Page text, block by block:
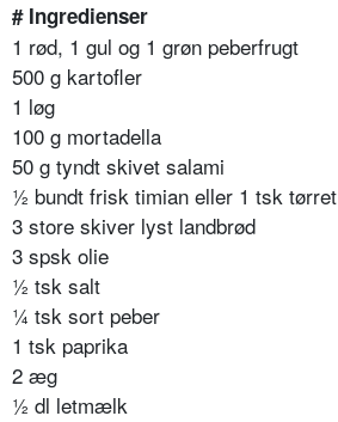
# Ingredienser
1 rød, 1 gul og 1 grøn peberfrugt
500 g kartofler
1 løg
100 g mortadella
50 g tyndt skivet salami
½ bundt frisk timian eller 1 tsk tørret
3 store skiver lyst landbrød
3 spsk olie
½ tsk salt
¼ tsk sort peber
1 tsk paprika
2 æg
½ dl letmælk